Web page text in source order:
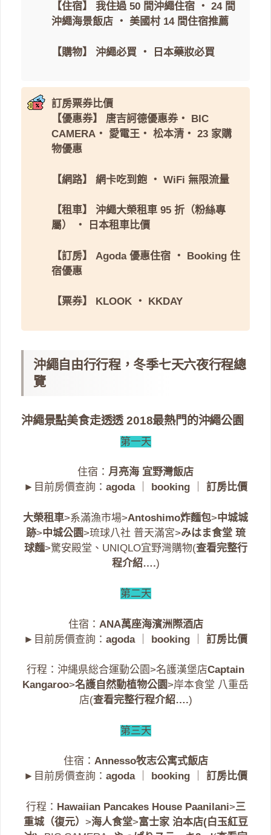
【住宿】 我住過 50 間沖繩住宿 ・ 24 間
沖繩海景飯店 ・ 美國村 14 間住宿推薦
【購物】 沖繩必買 ・ 日本藥妝必買
訂房票券比價
【優惠券】
唐吉訶德優惠券・
BIC
CAMERA ・ 愛電王 ・ 松本清 ・ 23 家購
物優惠
【網路】 網卡吃到飽 ・ WiFi 無限流量
【租車】
沖繩大榮租車 95 折（粉絲專
屬）
・ 日本租車比價
【訂房】 Agoda 優惠住宿 ・ Booking 住
宿優惠
【票券】 KLOOK ・ KKDAY
沖繩自由行行程，冬季七天六夜行程總
覽
沖繩景點美食走透透 2018最熱門的沖繩公園
第一天
住宿： 月亮海 宜野灣飯店
►目前房價查詢： agoda｜ booking 訂房比價
大榮租車>系滿漁市場>Antoshimo炸麵包>中城城
跡>中城公園>琉球八社 普天滿宮>みはま食堂 琉
球麵>驚安殿堂、UNIQLO宜野灣購物(查看完整行
程介紹….)
第二天
住宿： ANA萬座海濱洲際酒店
►目前房價查詢： agoda｜ booking 訂房比價
行程：沖縄県総合運動公園>名護漢堡店Captain
Kangaroo>名護自然動植物公園>岸本食堂 八重岳
店(查看完整行程介紹….)
第三天
住宿： Annesso牧志公寓式飯店
►目前房價查詢： agoda｜ booking 訂房比價
行程： Hawaiian Pancakes House Paanilani>三
重城（復元） >海人食堂>富士家 泊本店(白玉紅豆